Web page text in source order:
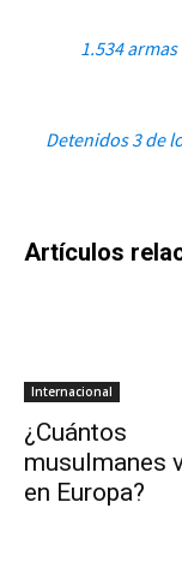
1.534
Detenidos 3 de
Artículos
Internacional
¿Cuántos
musulmanes
en Europa?